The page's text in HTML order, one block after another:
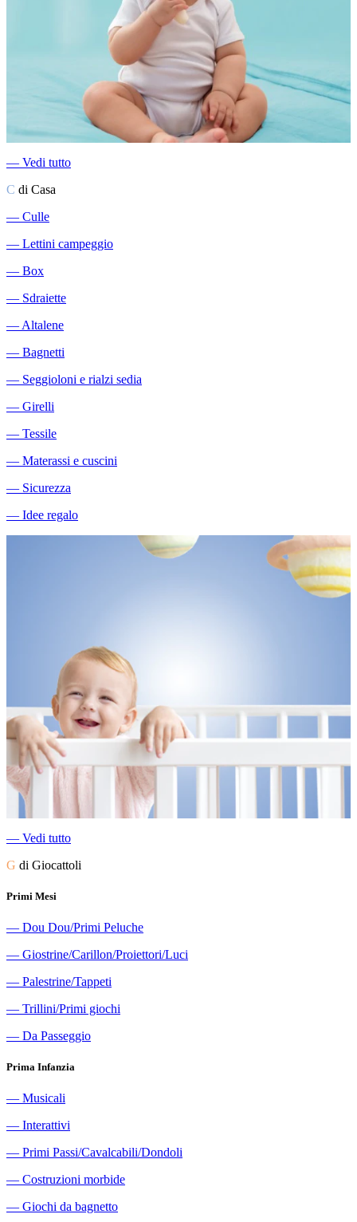
― Vedi tutto
C di Casa
― Culle
― Lettini campeggio
― Box
― Sdraiette
―Altalene
― Bagnetti
― Seggioloni e rialzi sedia
― Girelli
― Tessile
― Materassi e cuscini
― Sicurezza
― Idee regalo
― Vedi tutto
G di Giocattoli
Primi Mesi
― Dou Dou/Primi Peluche
― Giostrine/Carillon/Proiettori/Luci
― Palestrine/Tappeti
― Trillini/Primi giochi
― Da Passeggio
Prima Infanzia
― Musicali
― Interattivi
― Primi Passi/Cavalcabili/Dondoli
― Costruzioni morbide
― Giochi da bagnetto